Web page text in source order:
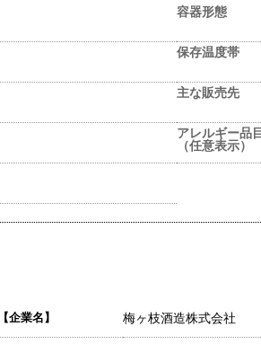
容器形態
保存温度帯
主な販売先
アレルギー品目
（任意表示）
【企業名】 梅ヶ枝酒造株式会社